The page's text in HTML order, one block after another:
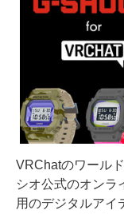
VRChatのワール
シオ公式のオンラ
用のデジタルアイ